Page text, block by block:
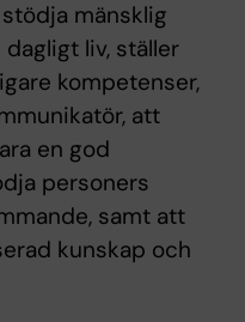
mänsklig
liv, ställer
kompetenser,
att
en god
personers
samt att
kunskap och